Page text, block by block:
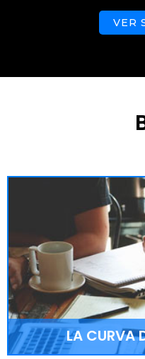
VER
LA CURVA